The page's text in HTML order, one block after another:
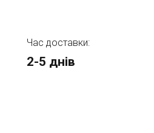
Час доставки:
2-5 днів